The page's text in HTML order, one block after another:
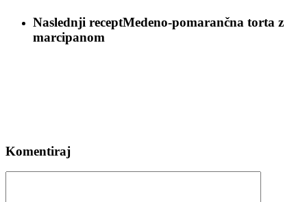
Naslednji receptMedeno-pomarančna torta z
marcipanom
Komentiraj